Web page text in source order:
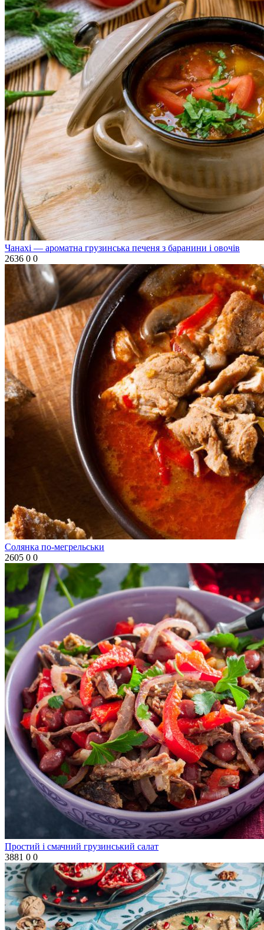
Чанахі — ароматна грузинська печеня з баранини і овочів
2636 0 0
Солянка по-мегрельськи
2605 0 0
Простий і смачний грузинський салат
3881 0 0